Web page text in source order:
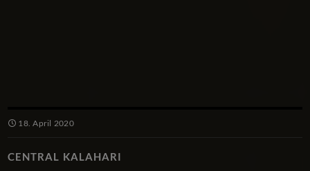
18. April 2020
CENTRAL KALAHARI